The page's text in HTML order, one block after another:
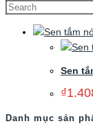
Sen
₫
Danh mục sản